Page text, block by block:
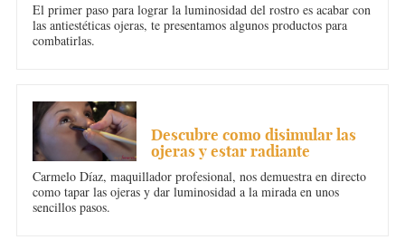
El primer paso para lograr la luminosidad del rostro es acabar con
las antiestéticas ojeras, te presentamos algunos productos para
combatirlas.
Descubre como disimular las
ojeras y estar radiante
Carmelo Díaz, maquillador profesional, nos demuestra en directo
como tapar las ojeras y dar luminosidad a la mirada en unos
sencillos pasos.